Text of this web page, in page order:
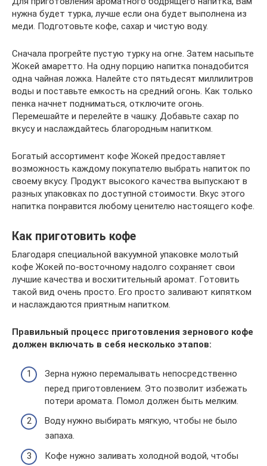
нужна будет турка, лучше если она будет выполнена из
меди. Подготовьте кофе, сахар и чистую воду.
Сначала прогрейте пустую турку на огне. Затем насыпьте
Жокей амаретто. На одну порцию напитка понадобится
одна чайная ложка. Налейте сто пятьдесят миллилитров
воды и поставьте емкость на средний огонь. Как только
пенка начнет подниматься, отключите огонь.
Перемешайте и перелейте в чашку. Добавьте сахар по
вкусу и наслаждайтесь благородным напитком.
Богатый ассортимент кофе Жокей предоставляет
возможность каждому покупателю выбрать напиток по
своему вкусу. Продукт высокого качества выпускают в
разных упаковках по доступной стоимости. Вкус этого
напитка понравится любому ценителю настоящего кофе.
Как приготовить кофе
Благодаря специальной вакуумной упаковке молотый
кофе Жокей по-восточному надолго сохраняет свои
лучшие качества и восхитительный аромат. Готовить
такой вид очень просто. Его просто заливают кипятком
и наслаждаются приятным напитком.
Правильный процесс приготовления зернового кофе
должен включать в себя несколько этапов:
Зерна нужно перемалывать непосредственно
перед приготовлением. Это позволит избежать
потери аромата. Помол должен быть мелким.
Воду нужно выбирать мягкую, чтобы не было
запаха.
Кофе нужно заливать холодной водой, чтобы